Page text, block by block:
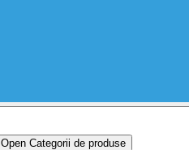
Open Categorii de produse